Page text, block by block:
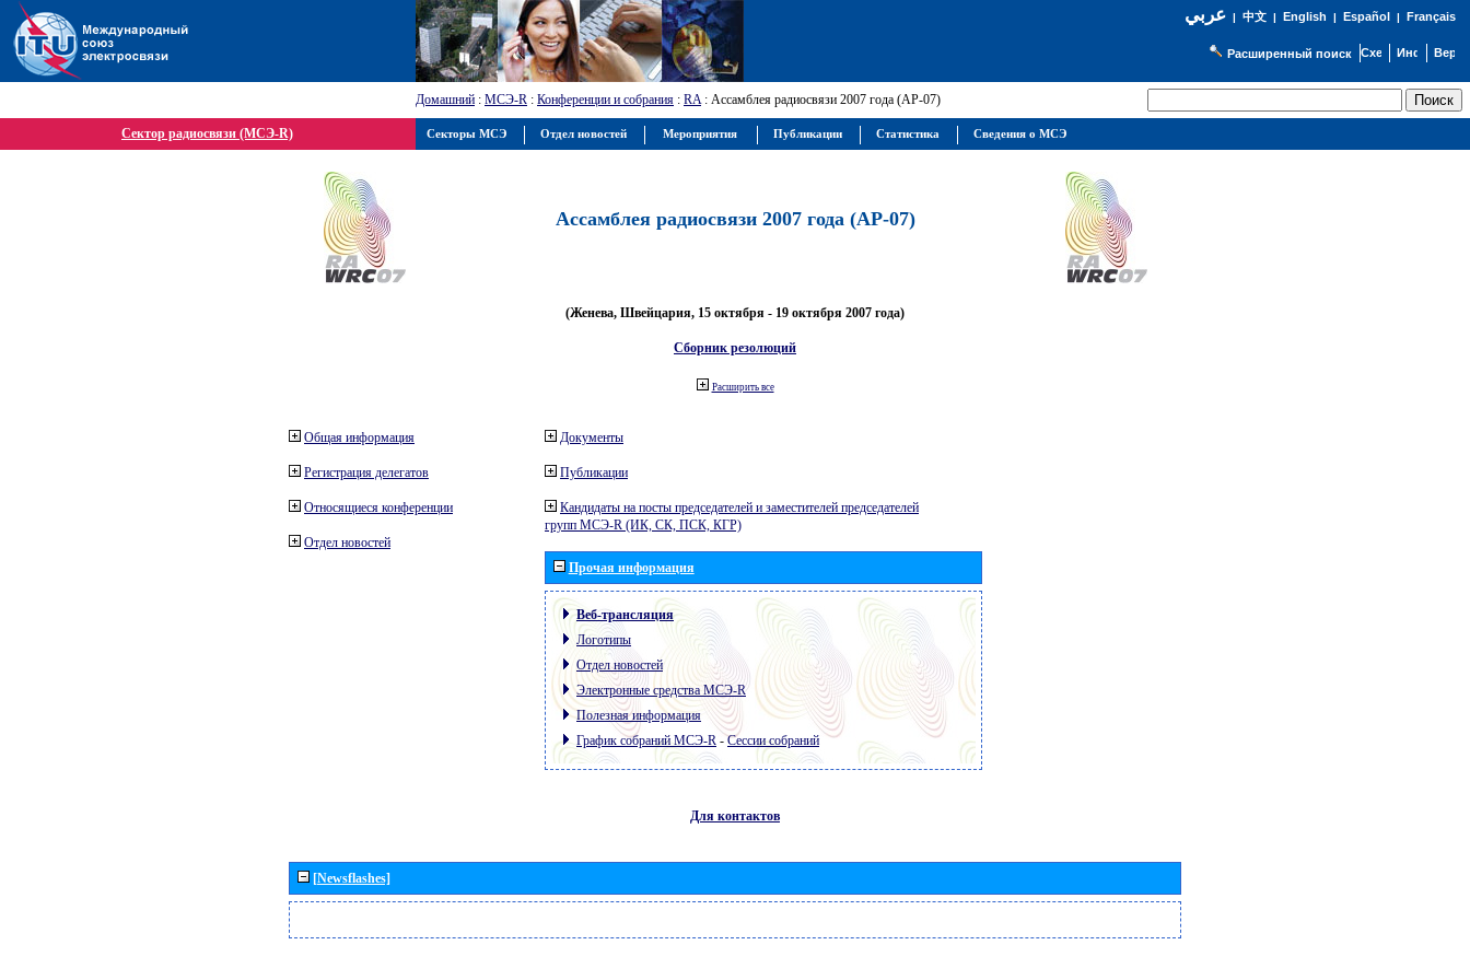
عربي| 中文| English | Español | Français
Расширенный поиск
Домашний : МСЭ-R : Конференции и собрания : RA: Ассамблея радиосвязи 2007 года (АР-07)
Сектор радиосвязи (МСЭ-R)
Ассамблея радиосвязи 2007 года (АР-07)
(Женева, Швейцария, 15 октября - 19 октября 2007 года)
Сборник резолюций
Расширить все
Общая информация
Регистрация делегатов
Относящиеся конференции
Отдел новостей
Документы
Публикации
Кандидаты на посты председателей и заместителей председателей
групп МСЭ-R (ИК, СК, ПСК, КГР)
Прочая информация
Веб-трансляция
Логотипы
Отдел новостей
Электронные средства МСЭ-R
Полезная информация
График собраний МСЭ-R -Сессии собраний
Для контактов
[Newsflashes]
Секторы МСЭ Отдел новостей Мероприятия Публикации Статистика Сведения о МСЭ